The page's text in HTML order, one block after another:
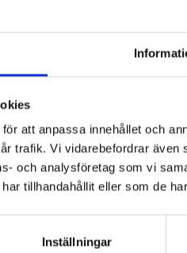
att anpassa innehållet och
trafik. Vi vidarebefordrar även
och analysföretag som vi
tillhandahållit eller som de
Inställningar
men vi nöjer oss
framöver.”,
syftet att belysa de åkerier
för
3 4 5 >